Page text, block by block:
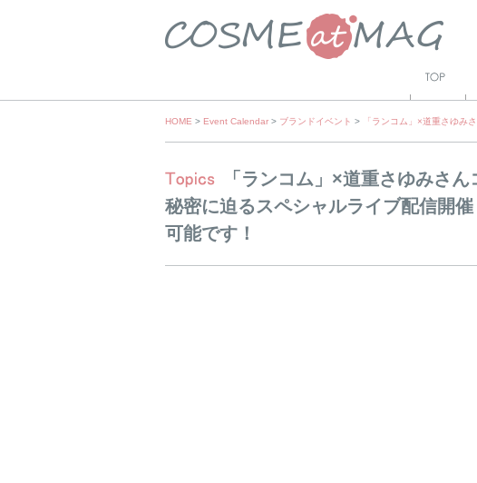
Skip
HOME > Event Calendar > ブランドイベント > 「ランコム」×道重さゆみ
「ランコム」×道重さゆみさ
秘密に迫るスペシャルライブ配信開
可能です！